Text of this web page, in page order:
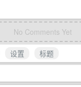
No Comments Yet
设置 标题